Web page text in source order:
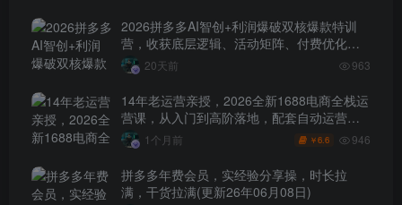
2026拼多多AI智创+利润爆破双核爆款特训
营，收获底层逻辑、活动矩阵、付费优化、
0-1打爆SOP
20天前 963
14年老运营亲授，2026全新1688电商全栈运
营课，从入门到高阶落地，配套自动运营表
+工具包+直播诊断等
1个月前 ￥6.6 946
拼多多年费会员，实经验分享操，时长拉
满，干货拉满(更新26年06月08日)